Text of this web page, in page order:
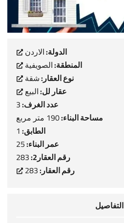
الدولة:الاردن
المنطقة:الصويفية
نوع العقار:شقة
عقار لل:البيع
عدد الغرف:3
مساحة البناء:190 متر مربع
الطابق:1
عمر البناء:25
رقم العقار2: 283
رقم العقار:283
التفاصيل